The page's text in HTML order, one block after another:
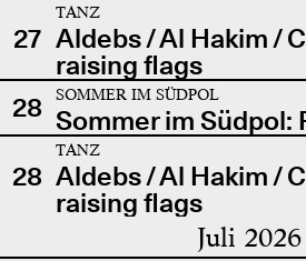
27
TANZ
Aldebs / Al Hakim /
raising flags
28
SOMMER IM SÜDPOL
Sommer im Südpol:
28
TANZ
Aldebs / Al Hakim /
raising flags
Juli 2026